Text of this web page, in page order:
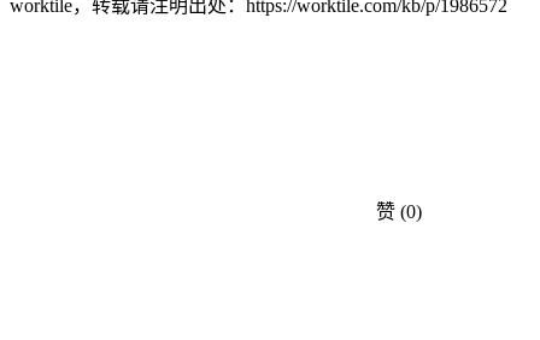
worktile，转载请注明出处： https://worktile.com/kb/p/1986572
赞 (0)